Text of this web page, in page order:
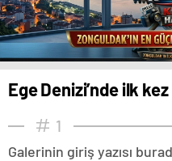
Ege Denizi’nde ilk
1
Galerinin giriş yazısı